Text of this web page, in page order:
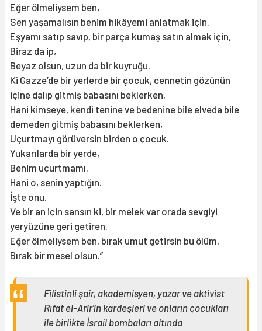
Eğer ölmeliysem ben,
Sen yaşamalısın benim hikâyemi anlatmak için.
Eşyamı satıp savıp, bir parça kumaş satın almak için,
Biraz da ip,
Beyaz olsun, uzun da bir kuyruğu.
Ki Gazze’de bir yerlerde bir çocuk, cennetin gözünün
içine dalıp gitmiş babasını beklerken,
Hani kimseye, kendi tenine ve bedenine bile elveda bile
demeden gitmiş babasını beklerken,
Uçurtmayı görüversin birden o çocuk.
Yukarılarda bir yerde,
Benim uçurtmamı.
Hani o, senin yaptığın.
İşte onu.
Ve bir an için sansın ki, bir melek var orada sevgiyi
yeryüzüne geri getiren.
Eğer ölmeliysem ben, bırak umut getirsin bu ölüm,
Bırak bir mesel olsun.”
Filistinli şair, akademisyen, yazar ve aktivist
Rıfat el-Arir'in kardeşleri ve onların çocukları
ile birlikte İsrail bombaları altında